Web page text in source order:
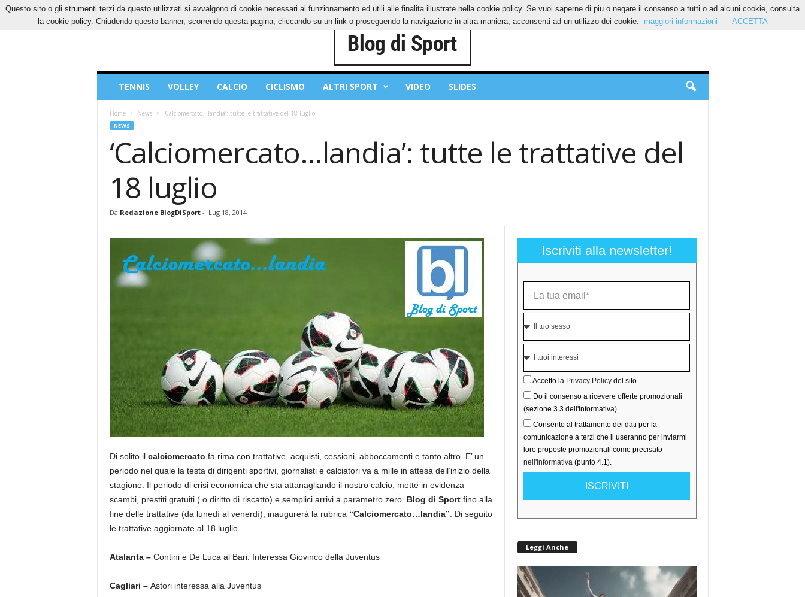
SABATO, 8 AGOSTO 2026 CONTATTI COOKIES PRIVACY POLICY
Sport
TENNIS VOLLEY CALCIO CICLISMO ALTRI SPORT VIDEO SLIDES
Home News ‘Calciomercato…landia’: tutte le trattative del 18 luglio
NEWS
‘Calciomercato…landia’: tutte le trattative del
18 luglio
Da Redazione BlogDiSport- Lug 18, 2014
Di solito il calciomercato fa rima con trattative, acquisti, cessioni, abboccamenti e tanto altro. E’ un
periodo nel quale la testa di dirigenti sportivi, giornalisti e calciatori va a mille in attesa dell’inizio della
stagione. Il periodo di crisi economica che sta attanagliando il nostro calcio, mette in evidenza
scambi, prestiti gratuiti ( o diritto di riscatto) e semplici arrivi a parametro zero. Blog di Sportfino alla
fine delle trattative (da lunedì al venerdì), inaugurerà la rubrica “Calciomercato…landia” . Di seguito
le trattative aggiornate al 18 luglio.
Atalanta – Contini e De Luca al Bari. Interessa Giovinco della Juventus
Cagliari – Astori interessa alla Juventus
Iscriviti alla newsletter!
Accetto la Privacy Policydel sito.
Do il consenso a ricevere offerte promozionali
(sezione 3.3 dell'informativa).
Consento al trattamento dei dati per la
comunicazione a terzi che li useranno per inviarmi
loro proposte promozionali come precisato
nell'informativa(punto 4.1).
ISCRIVITI
Leggi Anche
Questo sito o gli strumenti terzi da questo utilizzati si avvalgono di cookie necessari al funzionamento ed utili alle finalita illustrate nella cookie policy. Se vuoi saperne di piu o negare il consenso a tutti o ad alcuni cookie, consulta
la cookie policy. Chiudendo questo banner, scorrendo questa pagina, cliccando su un link o proseguendo la navigazione in altra maniera, acconsenti ad un utilizzo dei cookie.
maggiori informazioni ACCETTA